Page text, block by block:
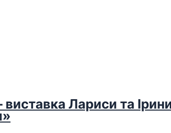
Лариси та